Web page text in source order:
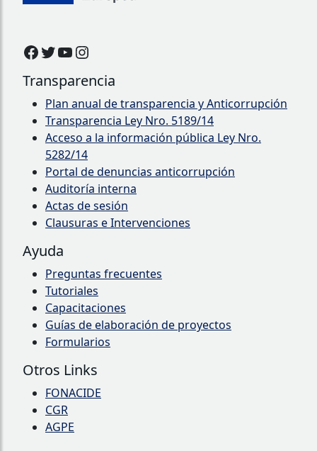
Facebook
Twitter
YouTube
Instagram
Transparencia
Plan anual de transparencia y Anticorrupción
Transparencia Ley Nro. 5189/14
Acceso a la información pública Ley Nro.
5282/14
Portal de denuncias anticorrupción
Auditoría interna
Actas de sesión
Clausuras e Intervenciones
Ayuda
Preguntas frecuentes
Tutoriales
Capacitaciones
Guías de elaboración de proyectos
Formularios
Otros Links
FONACIDE
CGR
AGPE